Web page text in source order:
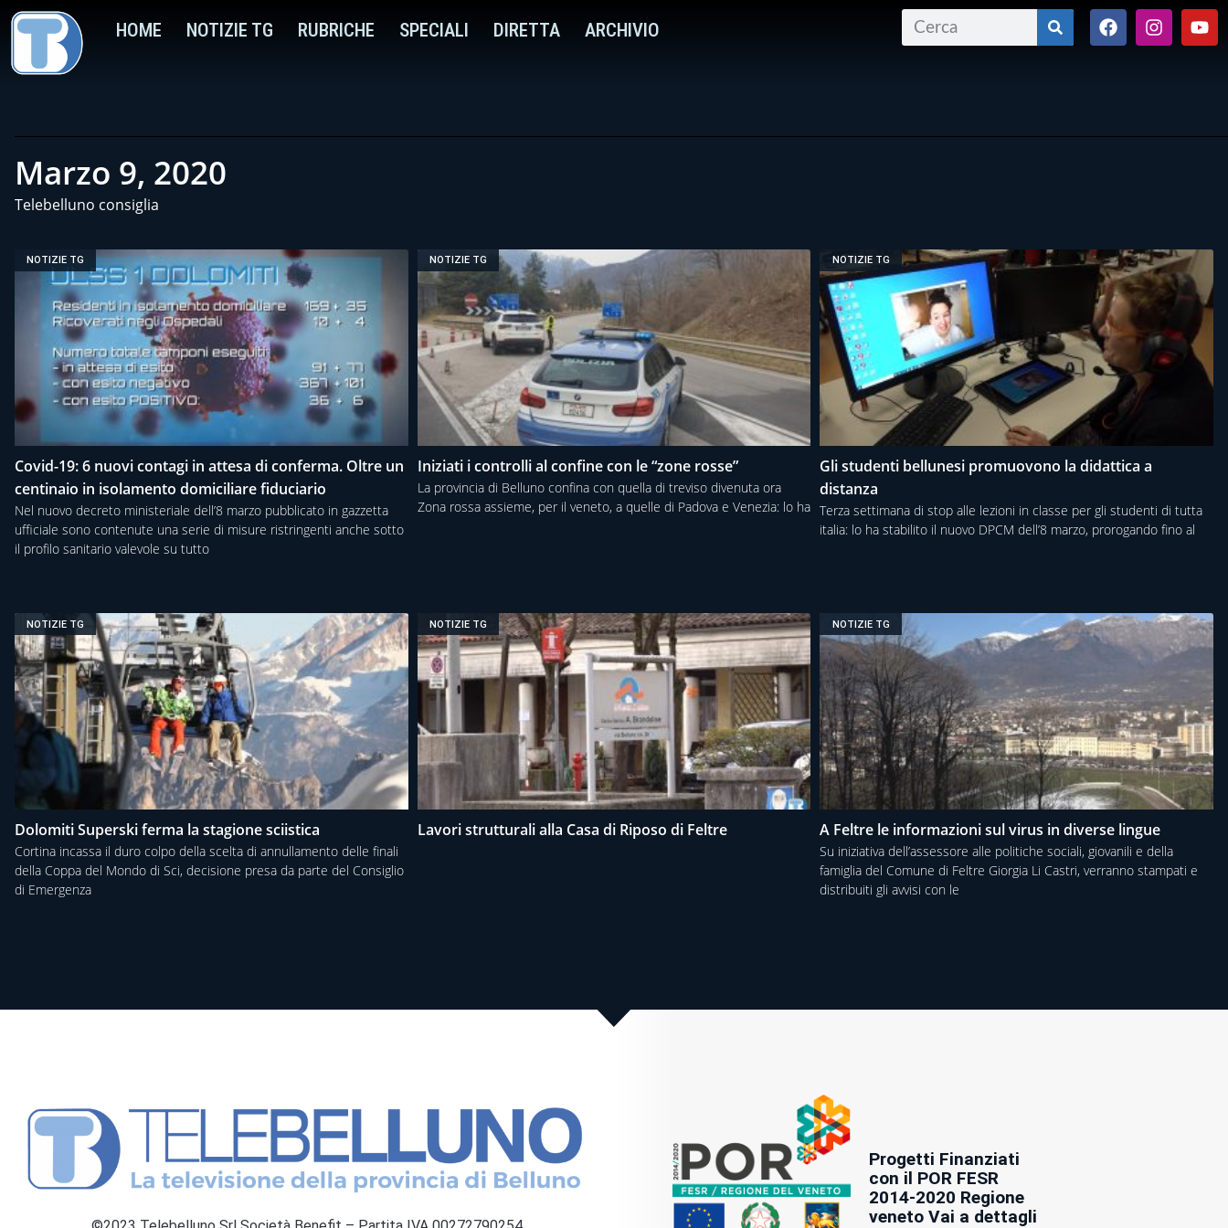
HOME NOTIZIE TG RUBRICHE SPECIALI DIRETTA ARCHIVIO
Marzo 9, 2020
Telebelluno consiglia
NOTIZIE TG
Covid-19: 6 nuovi contagi in attesa di conferma. Oltre un
centinaio in isolamento domiciliare fiduciario
Nel nuovo decreto ministeriale dell’8 marzo pubblicato in gazzetta
ufficiale sono contenute una serie di misure ristringenti anche sotto
il profilo sanitario valevole su tutto
NOTIZIE TG
Iniziati i controlli al confine con le “zone rosse”
La provincia di Belluno confina con quella di treviso divenuta ora
Zona rossa assieme, per il veneto, a quelle di Padova e Venezia: lo ha
NOTIZIE TG
Gli studenti bellunesi promuovono la didattica a
distanza
Terza settimana di stop alle lezioni in classe per gli studenti di tutta
italia: lo ha stabilito il nuovo DPCM dell’8 marzo, prorogando fino al
NOTIZIE TG
Dolomiti Superski ferma la stagione sciistica
Cortina incassa il duro colpo della scelta di annullamento delle finali
della Coppa del Mondo di Sci, decisione presa da parte del Consiglio
di Emergenza
NOTIZIE TG
Lavori strutturali alla Casa di Riposo di Feltre
NOTIZIE TG
A Feltre le informazioni sul virus in diverse lingue
Su iniziativa dell’assessore alle politiche sociali, giovanili e della
famiglia del Comune di Feltre Giorgia Li Castri, verranno stampati e
distribuiti gli avvisi con le
Progetti Finanziati
con il POR FESR
2014-2020 Regione
veneto Vai a dettagli